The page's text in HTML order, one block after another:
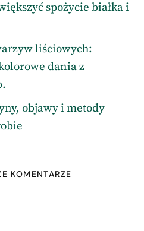
spożycie białka i
liściowych:
dania z
objawy i metody
KOMENTARZE